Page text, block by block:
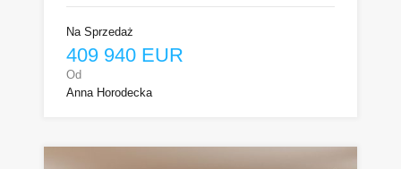
Na Sprzedaż
409 940 EUR
Od
Anna Horodecka